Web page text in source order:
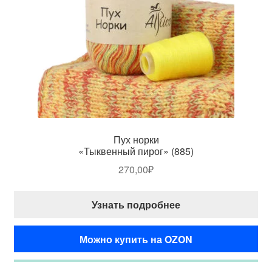
Пух норки
«Тыквенный пирог» (885)
270,00₽
Узнать подробнее
Можно купить на OZON